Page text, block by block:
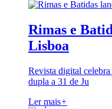
Rimas e
Lisboa
Revista digital celebra
dupla a 31 de Ju
Ler mais+